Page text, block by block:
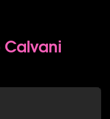
Calvani